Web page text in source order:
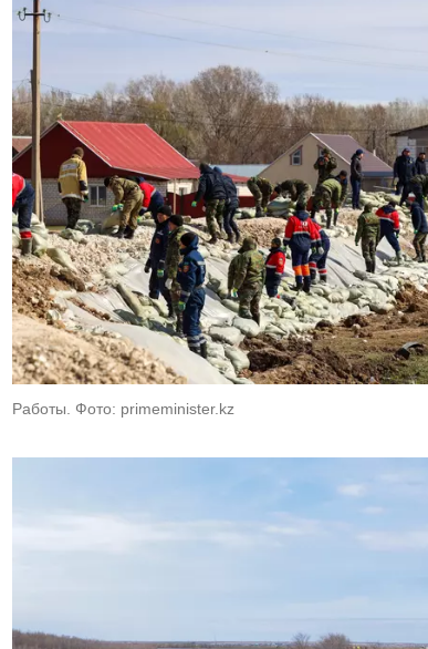
Работы. Фото: primeminister.kz